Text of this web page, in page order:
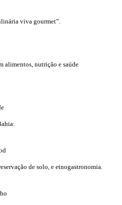
viva gourmet”.
alimentos, nutrição e saúde
de solo, e etnogastronomia.